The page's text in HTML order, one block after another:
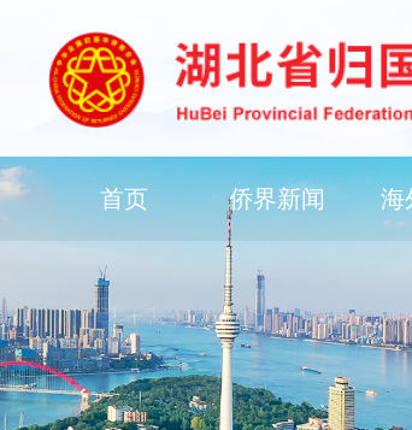
首页 侨界新闻 海